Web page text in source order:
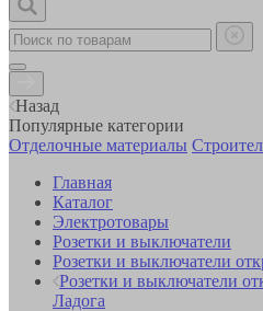
Назад
Популярные категории
Отделочные материалы
Главная
Каталог
Электротовары
Розетки и выключатели
Розетки и выключатели
Розетки и выключатели
Ладога